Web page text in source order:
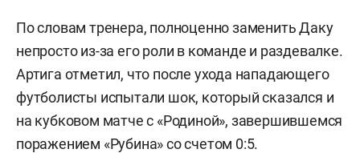
По словам тренера, полноценно заменить Даку
непросто из-за его роли в команде и раздевалке.
Артига отметил, что после ухода нападающего
футболисты испытали шок, который сказался и
на кубковом матче с «Родиной», завершившемся
поражением «Рубина» со счетом 0:5.